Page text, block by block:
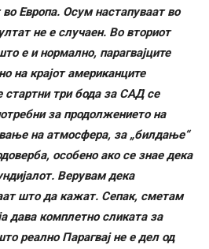
во Европа. Осум настапуваат во
не е случаен. Во вториот
е и нормално, парагвајците
на крајот американците
стартни три бода за САД се
за продолжението на
на атмосфера, за „билдање“
особено ако се знае дека
Верувам дека
што да кажат. Сепак, сметам
дава комплетно сликата за
реално Парагвај не е дел од